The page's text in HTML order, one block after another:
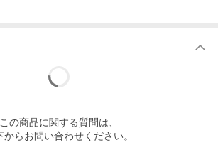
この商品に関する質問は、
からお問い合わせください。